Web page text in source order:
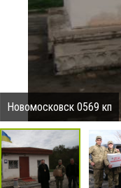
Новомосковск 0569 кп